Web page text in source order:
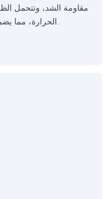
مقاومة الشد، وتتحمل
الحرارة، مما يضمن أداءً موثوقًا به في مختلف التطبيقات.